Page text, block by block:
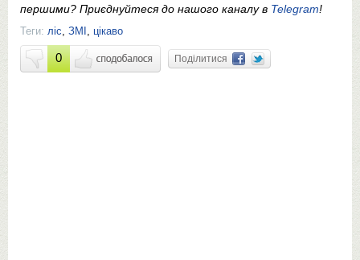
першими? Приєднуйтеся до нашого каналу в Telegram!
Теги: ліс, ЗМІ , цікаво
0 Поділитися